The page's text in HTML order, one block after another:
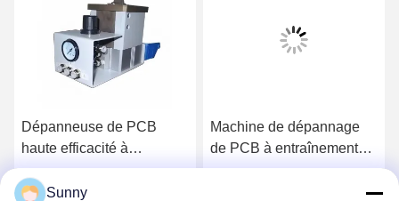
Dépanneuse de PCB
haute efficacité à
propulsion pneumatique
avec coupeuse
Machine de dépannage
de PCB à entraînement
pneumatique à haut
rendement avec coupeur
Sunny